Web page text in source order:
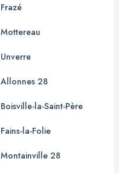
Frazé
Mottereau
Unverre
Allonnes 28
Boisville-la-Saint-Père
Fains-la-Folie
Montainville 28